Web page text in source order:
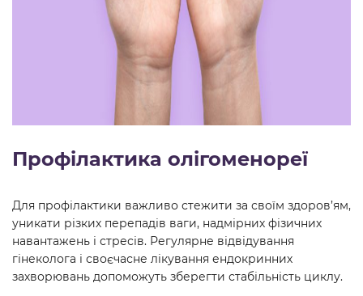
Профілактика олігоменореї
Для профілактики важливо стежити за своїм здоров’ям,
уникати різких перепадів ваги, надмірних фізичних
навантажень і стресів. Регулярне відвідування
гінеколога і своєчасне лікування ендокринних
захворювань допоможуть зберегти стабільність циклу.